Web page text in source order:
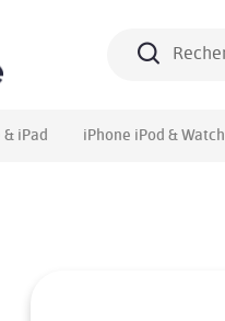
& iPad iPhone iPod & Watch